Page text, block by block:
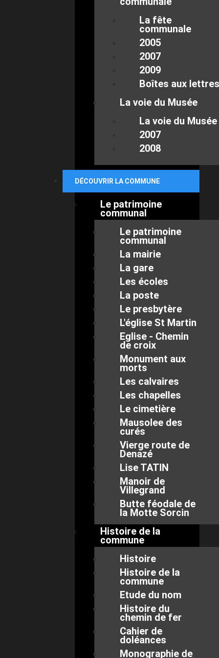
La fête
communale
2005
2007
2009
Boîtes aux lettres
La voie du Musée
La voie du Musée
2007
2008
DÉCOUVRIR LA COMMUNE
Le patrimoine
communal
Le patrimoine
communal
La mairie
La gare
Les écoles
La poste
Le presbytère
L'église St Martin
Eglise - Chemin
de croix
Monument aux
morts
Les calvaires
Les chapelles
Le cimetière
Mausolee des
curés
Vierge route de
Denazé
Lise TATIN
Manoir de
Villegrand
Butte féodale de
la Motte Sorcin
Histoire de la
commune
Histoire
Histoire de la
commune
Etude du nom
Histoire du
chemin de fer
Cahier de
doléances
Monographie de